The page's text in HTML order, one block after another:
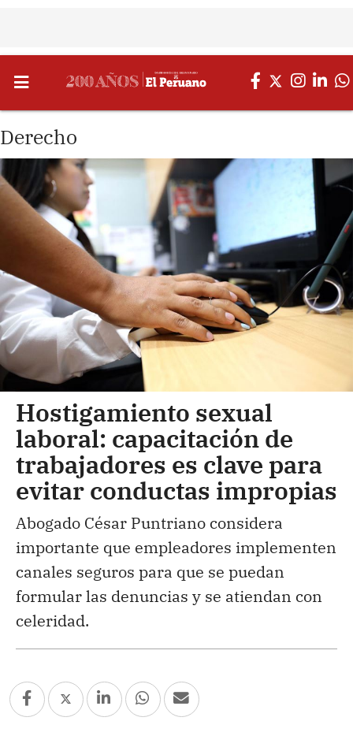
Derecho
Hostigamiento sexual
laboral: capacitación de
trabajadores es clave para
evitar conductas impropias
Abogado César Puntriano considera
importante que empleadores implementen
canales seguros para que se puedan
formular las denuncias y se atiendan con
celeridad.